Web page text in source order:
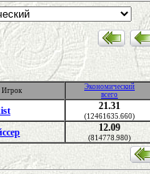
Игрок
Экономический
всего
21.31
(12461635.660)
12.09
(814778.980)